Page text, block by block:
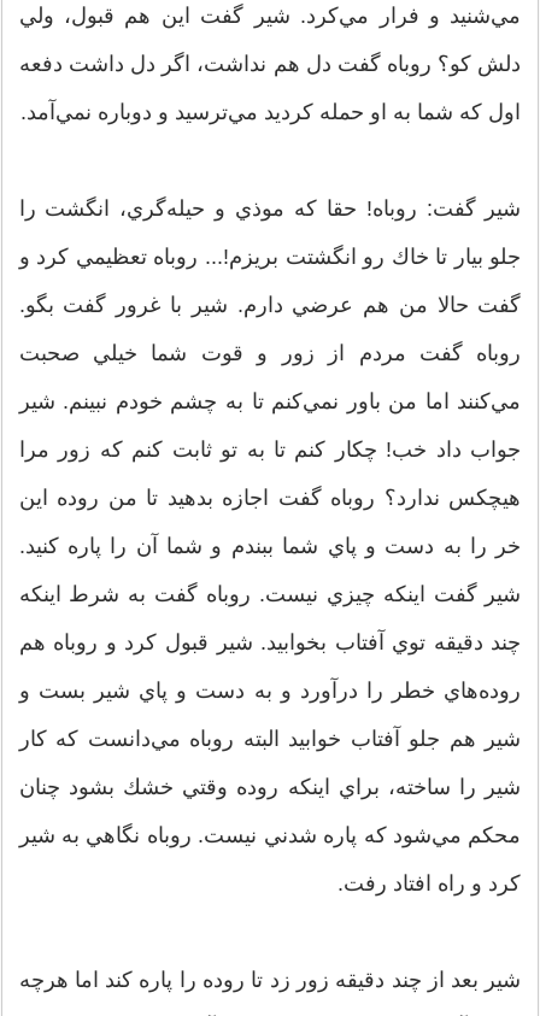
مي‌شنيد و فرار مي‌كرد. شير گفت اين هم قبول، ولي
دلش كو؟ روباه گفت دل هم نداشت، اگر دل داشت دفعه
اول كه شما به او حمله كرديد مي‌ترسيد و دوباره نمي‌آمد.
شير گفت: روباه! حقا كه موذي و حيله‌گري، انگشت را
جلو بيار تا خاك رو انگشتت بريزم!... روباه تعظيمي كرد و
گفت حالا من هم عرضي دارم. شير با غرور گفت بگو.
روباه گفت مردم از زور و قوت شما خيلي صحبت
مي‌كنند اما من باور نمي‌كنم تا به چشم خودم نبينم. شير
جواب داد خب! چكار كنم تا به تو ثابت كنم كه زور مرا
هيچكس ندارد؟ روباه گفت اجازه بدهيد تا من روده اين
خر را به دست و پاي شما ببندم و شما آن را پاره كنيد.
شير گفت اينكه چيزي نيست. روباه گفت به شرط اينكه
چند دقيقه توي آفتاب بخوابيد. شير قبول كرد و روباه هم
روده‌هاي خطر را درآورد و به دست و پاي شير بست و
شير هم جلو آفتاب خوابيد البته روباه مي‌دانست كه كار
شير را ساخته، براي اينكه روده وقتي خشك بشود چنان
محكم مي‌شود كه پاره‌ شدني نيست. روباه نگاهي به شير
كرد و راه افتاد رفت.
شير بعد از چند دقيقه زور زد تا روده را پاره كند اما هرچه